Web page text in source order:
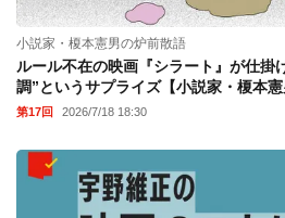
小説家・榎本憲男の炉前散語
ルール不在の映画『シラート』が仕掛
調”というサプライズ【小説家・榎本憲
第17回 2026/7/18 18:30